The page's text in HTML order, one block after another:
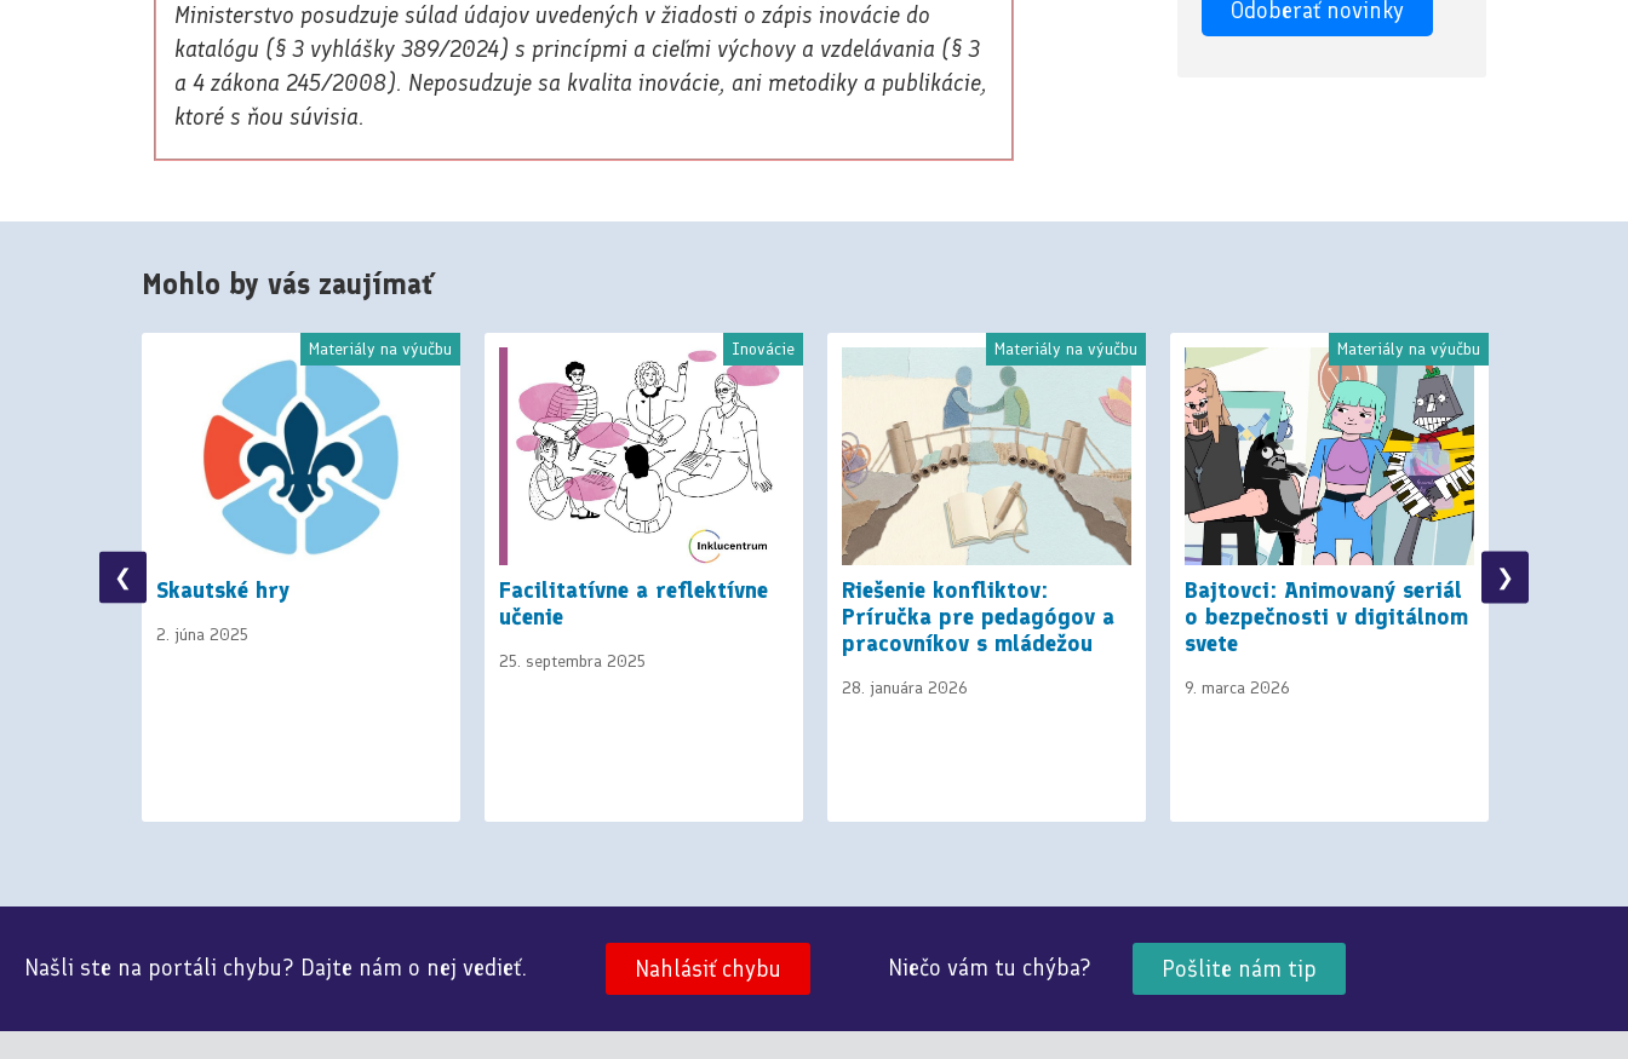
Ministerstvo posudzuje súlad údajov uvedených v žiadosti o zápis inovácie do
katalógu (§ 3 vyhlášky 389/2024) s princípmi a cieľmi výchovy a vzdelávania (§ 3
a 4 zákona 245/2008). Neposudzuje sa kvalita inovácie, ani metodiky a publikácie,
ktoré s ňou súvisia.
Mohlo by vás zaujímať
❮
Materiály na výučbu
Skautské hry
2. júna 2025
Inovácie
Facilitatívne a reflektívne
učenie
25. septembra 2025
Materiály na výučbu
Riešenie konfliktov:
Príručka pre pedagógov a
pracovníkov s mládežou
28. januára 2026
Materiály na výučbu
Bajtovci: Animovaný seriál
o bezpečnosti v digitálnom
svete
9. marca 2026
❯
Našli ste na portáli chybu? Dajte nám o nej vedieť. Nahlásiť chybu Niečo vám tu chýba? Pošlite nám tip